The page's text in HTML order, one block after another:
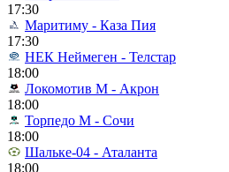
17:30
Маритиму - Каза Пия
17:30
НЕК Неймеген - Телстар
18:00
Локомотив М - Акрон
18:00
Торпедо М - Сочи
18:00
Шальке-04 - Аталанта
18:00